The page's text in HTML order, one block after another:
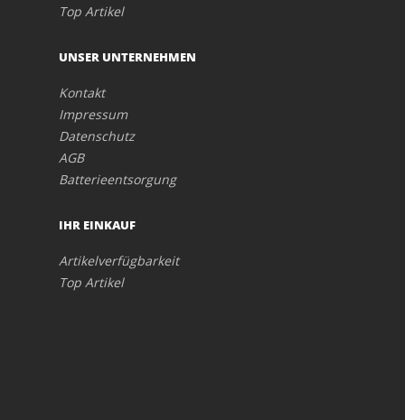
Top Artikel
UNSER UNTERNEHMEN
Kontakt
Impressum
Datenschutz
AGB
Batterieentsorgung
IHR EINKAUF
Artikelverfügbarkeit
Top Artikel